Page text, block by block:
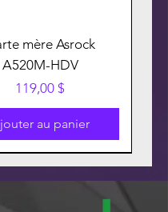
mère Asrock
A520M-HDV
Prix
119,00 $
au panier